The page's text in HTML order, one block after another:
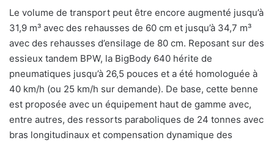
Le volume de transport peut être encore augmenté jusqu’à
31,9 m³ avec des rehausses de 60 cm et jusqu’à 34,7 m³
avec des rehausses d’ensilage de 80 cm. Reposant sur des
essieux tandem BPW, la BigBody 640 hérite de
pneumatiques jusqu’à 26,5 pouces et a été homologuée à
40 km/h (ou 25 km/h sur demande). De base, cette benne
est proposée avec un équipement haut de gamme avec,
entre autres, des ressorts paraboliques de 24 tonnes avec
bras longitudinaux et compensation dynamique des